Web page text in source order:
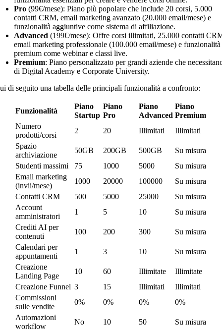
Pro (99€/mese): Piano più popolare che include 20 corsi, 5.000
contatti CRM, email marketing avanzato (20.000 email/mese) e
funzionalità aggiuntive come sistema di affiliazione.
Advanced (199€/mese): Offre corsi illimitati, 25.000 contatti
email marketing professionale (100.000 email/mese) e funzionalità
premium come webinar e classi live.
Premium: Piano personalizzato per grandi aziende che
di Digital Academy e Corporate University.
di seguito una tabella delle principali funzionalità a confronto:
Funzionalità
Piano
Startup
Piano
Pro
Piano
Advanced
Piano
Premium
Numero
prodotti/corsi
2 20 Illimitati
Illimitati
Spazio
archiviazione
50GB 200GB 500GB
Su misura
Studenti massimi
75 1000 5000
Su misura
Email marketing
(invii/mese)
1000 20000 100000
Su misura
Contatti CRM
500 5000 25000
Su misura
Account
amministratori
1 5 10
Su misura
Crediti AI per
contenuti
100 200 300
Su misura
Calendari per
appuntamenti
1 3 10
Su misura
Creazione
Landing Page
10 60 Illimitate
Illimitate
Creazione Funnel 3 15 Illimitati
Illimitati
Commissioni
sulle vendite
0% 0% 0%
0%
Automazioni
workflow
No 10 50
Su misura